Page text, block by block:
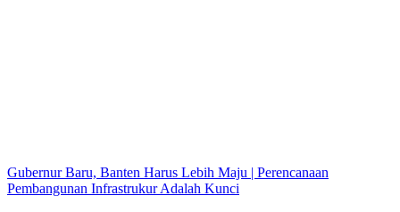
Gubernur Baru, Banten Harus Lebih Maju | Perencanaan
Pembangunan Infrastrukur Adalah Kunci